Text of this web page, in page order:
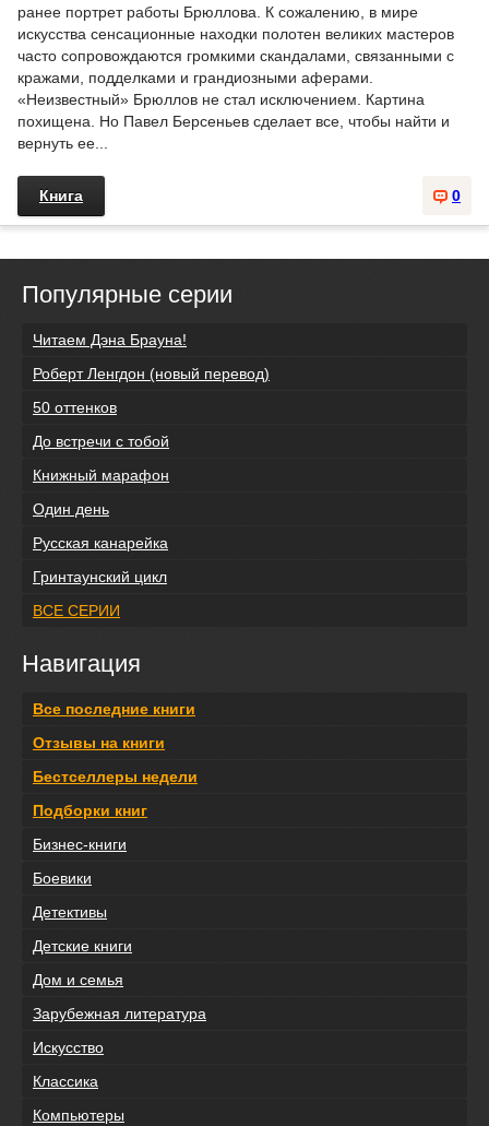
ранее портрет работы Брюллова. К сожалению, в мире
искусства сенсационные находки полотен великих мастеров
часто сопровождаются громкими скандалами, связанными с
кражами, подделками и грандиозными аферами.
«Неизвестный» Брюллов не стал исключением. Картина
похищена. Но Павел Берсеньев сделает все, чтобы найти и
вернуть ее...
0
Книга
Популярные серии
Читаем Дэна Брауна!
Роберт Ленгдон (новый перевод)
50 оттенков
До встречи с тобой
Книжный марафон
Один день
Русская канарейка
Гринтаунский цикл
ВСЕ СЕРИИ
Навигация
Все последние книги
Отзывы на книги
Бестселлеры недели
Подборки книг
Бизнес-книги
Боевики
Детективы
Детские книги
Дом и семья
Зарубежная литература
Искусство
Классика
Компьютеры